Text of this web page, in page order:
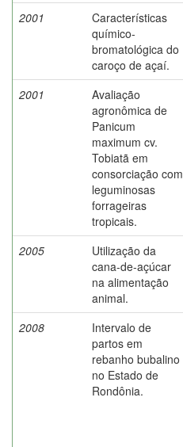
2001
Características
químico-
bromatológica do
caroço de açaí.
2001
Avaliação
agronômica de
Panicum
maximum cv.
Tobiatã em
consorciação com
leguminosas
forrageiras
tropicais.
2005
Utilização da
cana-de-açúcar
na alimentação
animal.
2008
Intervalo de
partos em
rebanho bubalino
no Estado de
Rondônia.